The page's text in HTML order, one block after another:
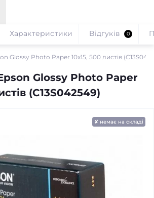
Glossy Photo Paper 10x15, 500 листів
Glossy Photo Paper
(C13S042549)
Характеристики Відгуків 0
✘ немає на складі